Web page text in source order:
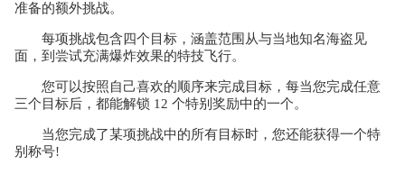
准备的额外挑战。
每项挑战包含四个目标，涵盖范围从与当地知名海盗见
面，到尝试充满爆炸效果的特技飞行。
您可以按照自己喜欢的顺序来完成目标，每当您完成任意
三个目标后，都能解锁 12 个特别奖励中的一个。
当您完成了某项挑战中的所有目标时，您还能获得一个特
别称号!